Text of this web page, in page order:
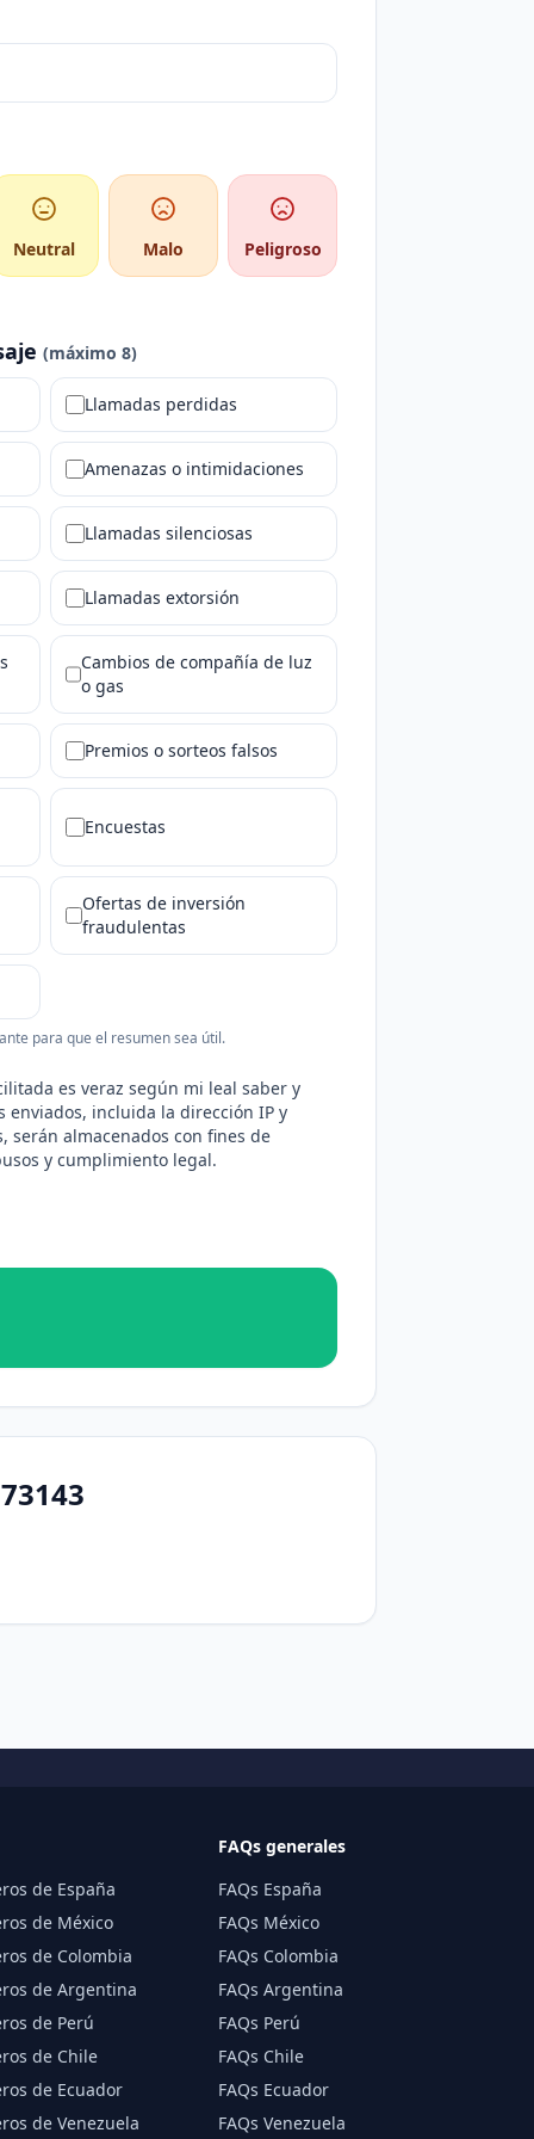
Neutral Malo Peligroso
(máximo 8)
Llamadas perdidas
Amenazas o intimidaciones
Llamadas silenciosas
Llamadas extorsión
Cambios de compañía de luz
o gas
Premios o sorteos falsos
Encuestas
Ofertas de inversión
fraudulentas
para que el resumen sea útil.
es veraz según mi leal saber y
enviados, incluida la dirección IP y
serán almacenados con fines de
y cumplimiento legal.
de España
de México
de Colombia
de Argentina
de Perú
de Chile
de Ecuador
de Venezuela
FAQs generales
FAQs España
FAQs México
FAQs Colombia
FAQs Argentina
FAQs Perú
FAQs Chile
FAQs Ecuador
FAQs Venezuela